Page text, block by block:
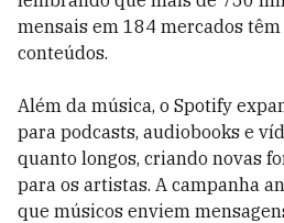
mensais em 184 mercados têm
conteúdos.
Além da música, o Spotify
para podcasts, audiobooks e
quanto longos, criando novas
para os artistas. A campanha
que músicos enviem